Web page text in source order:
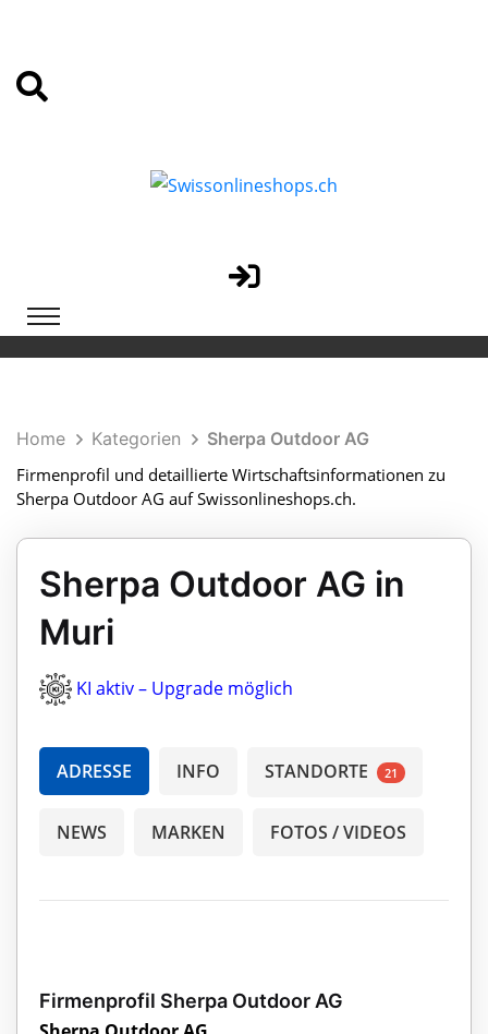
Home Kategorien
Sherpa Outdoor AG
Firmenprofil und detaillierte Wirtschaftsinformationen zu
Sherpa Outdoor AG auf Swissonlineshops.ch.
Sherpa Outdoor AG in
Muri
KI aktiv – Upgrade möglich
ADRESSE INFO STANDORTE 21
NEWS MARKEN FOTOS / VIDEOS
Firmenprofil Sherpa Outdoor AG